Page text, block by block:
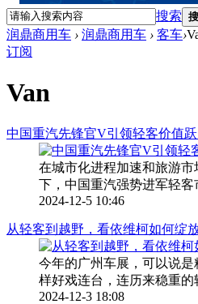
搜索
润鼎商用车 › 润鼎商用车 › 客车›
订阅
Van
中国重汽先锋官V引领轻客价值
在城市化进程加速和旅游
下，中国重汽强势进军轻客
2024-12-5 10:46
从轻客到越野，看依维柯如何绽
今年的广州车展，可以说
样好戏连台，连历来稳重的
2024-12-3 18:08